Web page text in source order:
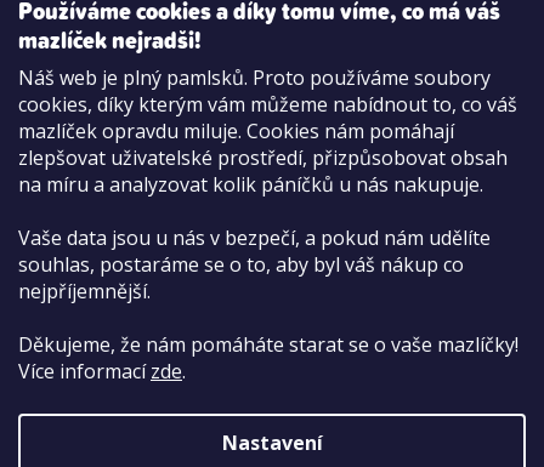
Používáme cookies a díky tomu víme, co má váš
mazlíček nejradši!
Náš web je plný pamlsků. Proto používáme soubory
cookies, díky kterým vám můžeme nabídnout to, co váš
mazlíček opravdu miluje. Cookies nám pomáhají
zlepšovat uživatelské prostředí, přizpůsobovat obsah
na míru a analyzovat kolik páníčků u nás nakupuje.
Vaše data jsou u nás v bezpečí, a pokud nám udělíte
souhlas, postaráme se o to, aby byl váš nákup co
nejpříjemnější.
Děkujeme, že nám pomáháte starat se o vaše mazlíčky!
Více informacízde.
Nastavení
Možnosti platby:
Dobírkou
Hotově i kartou na pobočce